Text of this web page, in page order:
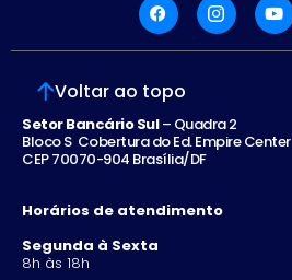
Voltar ao topo
Setor Bancário Sul– Quadra 2
Bloco S Cobertura do Ed. Empire Center
CEP 70070-904 Brasília/DF
Horários de atendimento
Segunda à Sexta
8h às 18h